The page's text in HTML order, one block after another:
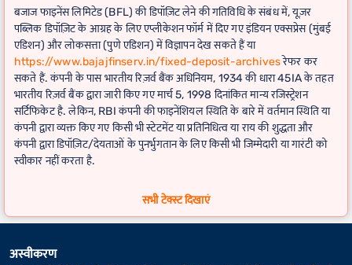
बजाज फाइनेंस लिमिटेड (BFL) की डिपॉज़िट लेने की गतिविधि के संबंध में, यूज़र
पब्लिक डिपॉज़िट के आग्रह के लिए एप्लीकेशन फॉर्म में दिए गए इंडियन एक्सप्रेस (मुंबई
एडिशन) और लोकसत्ता (पुणे एडिशन) में विज्ञापन देख सकते हैं या
https://www.bajajfinserv.in/fixed-deposit-archivesरेफर कर
सकते हैं. कंपनी के पास भारतीय रिज़र्व बैंक अधिनियम, 1934 की धारा 45IA के तहत
भारतीय रिज़र्व बैंक द्वारा जारी किए गए मार्च 5, 1998 दिनांकित मान्य रजिस्ट्रेशन
सर्टिफिकेट है. लेकिन, RBI कंपनी की फाइनेंशियल स्थिति के बारे में वर्तमान स्थिति या
कंपनी द्वारा व्यक्त किए गए किसी भी स्टेटमेंट या प्रतिनिधित्व या राय की शुद्धता और
कंपनी द्वारा डिपॉज़िट/देयताओं के पुनर्भुगतान के लिए किसी भी जिम्मेदारी या गारंटी को
स्वीकार नहीं करता है.
के लिए वास्तविक रिटर्न कुछ अलग-अलग हो सकता है, अगर फिक्स्ड
सभी टेक्स्ट दिखाएं
अस्वीकरण